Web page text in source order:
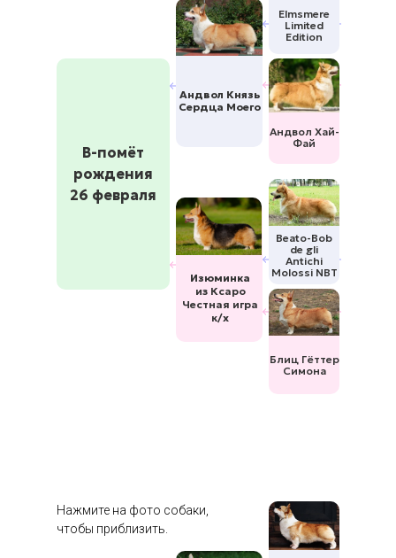
Андвол Князь
Сердца Моего
Изюминка
из Ксаро
Честная игра
к/х
Блиц Гёттер
Симона
Beato-Bob
de gli
Antichi
Molossi NBT
Андвол Хай-
Фай
Elmsmere
Limited
Edition
В-помёт
рождения
26 февраля
Нажмите на фото собаки,
чтобы приблизить.